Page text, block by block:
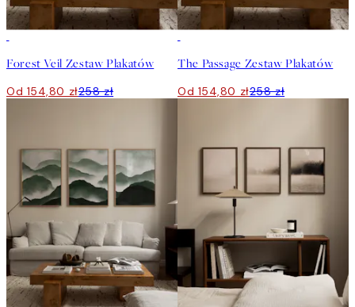
Forest Veil Zestaw Plakatów
Od 154,80 zł258 zł
The Passage Zestaw Plakatów
Od 154,80 zł258 zł